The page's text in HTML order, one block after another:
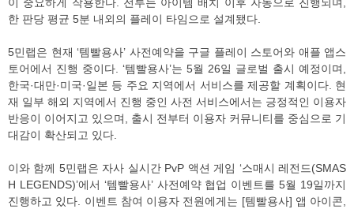
이 중요하게 작용한다. 전투는 아이템 배치 이후 자동으로 진행되며,
한 판당 평균 5분 내외의 플레이 타임으로 설계됐다.
5민랩은 현재 ‘템빨용사’ 사전예약을 구글 플레이 스토어와 애플 앱스
토어에서 진행 중이다. ‘템빨용사’는 5월 26일 글로벌 출시 예정이며,
한국·대만·미국·일본 등 주요 지역에서 서비스를 제공할 계획이다. 현
재 일부 해외 지역에서 진행 중인 사전 서비스에서는 긍정적인 이용자
반응이 이어지고 있으며, 출시 전부터 이용자 커뮤니티를 중심으로 기
대감이 확산되고 있다.
이와 함께 5민랩은 자사 실시간 PvP 액션 게임 ‘스매시 레전드(SMAS
H LEGENDS)’에서 ‘템빨용사’ 사전예약 협업 이벤트를 5월 19일까지
진행하고 있다. 이벤트 참여 이용자 전원에게는 [템빨용사] 앱 아이콘,